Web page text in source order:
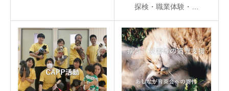
探検・職業体験・…